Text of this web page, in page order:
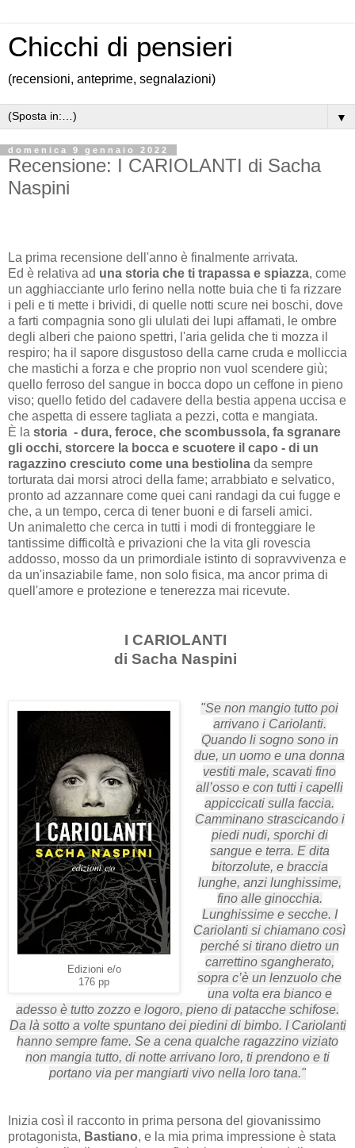
Chicchi di pensieri
(recensioni, anteprime, segnalazioni)
▼
domenica 9 gennaio 2022
Recensione: I CARIOLANTI di Sacha
Naspini
La prima recensione dell'anno è finalmente arrivata.
Ed è relativa ad una storia che ti trapassa e spiazza, come
un agghiacciante urlo ferino nella notte buia che ti fa rizzare
i peli e ti mette i brividi, di quelle notti scure nei boschi, dove
a farti compagnia sono gli ululati dei lupi affamati, le ombre
degli alberi che paiono spettri, l'aria gelida che ti mozza il
respiro; ha il sapore disgustoso della carne cruda e molliccia
che mastichi a forza e che proprio non vuol scendere giù;
quello ferroso del sangue in bocca dopo un ceffone in pieno
viso; quello fetido del cadavere della bestia appena uccisa e
che aspetta di essere tagliata a pezzi, cotta e mangiata.
È la storia - dura, feroce, che scombussola, fa sgranare
gli occhi, storcere la bocca e scuotere il capo - di un
ragazzino cresciuto come una bestiolina da sempre
torturata dai morsi atroci della fame; arrabbiato e selvatico,
pronto ad azzannare come quei cani randagi da cui fugge e
che, a un tempo, cerca di tener buoni e di farseli amici.
Un animaletto che cerca in tutti i modi di fronteggiare le
tantissime difficoltà e privazioni che la vita gli rovescia
addosso, mosso da un primordiale istinto di sopravvivenza e
da un'insaziabile fame, non solo fisica, ma ancor prima di
quell'amore e protezione e tenerezza mai ricevute.
I CARIOLANTI
di Sacha Naspini
Edizioni e/o
176 pp
"Se non mangio tutto poi
arrivano i Cariolanti.
Quando li sogno sono in
due, un uomo e una donna
vestiti male, scavati fino
all’osso e con tutti i capelli
appiccicati sulla faccia.
Camminano strascicando i
piedi nudi, sporchi di
sangue e terra. E dita
bitorzolute, e braccia
lunghe, anzi lunghissime,
fino alle ginocchia.
Lunghissime e secche. I
Cariolanti si chiamano così
perché si tirano dietro un
carrettino sgangherato,
sopra c’è un lenzuolo che
una volta era bianco e
adesso è tutto zozzo e logoro, pieno di patacche schifose.
Da là sotto a volte spuntano dei piedini di bimbo. I Cariolanti
hanno sempre fame. Se a cena qualche ragazzino viziato
non mangia tutto, di notte arrivano loro, ti prendono e ti
portano via per mangiarti vivo nella loro tana."
Inizia così il racconto in prima persona del giovanissimo
protagonista, Bastiano, e la mia prima impressione è stata